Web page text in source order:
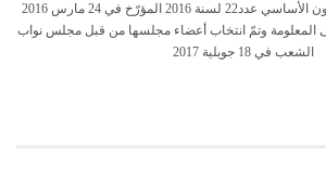
المالية أحدثت بموجب القانون الأساسي عدد22 لسنة 2016 المؤرّخ في 24 مارس 2016
المعلومة وتمّ انتخاب أعضاء مجلسها من قبل مجلس نواب
الشعب في 18 جويلية 2017